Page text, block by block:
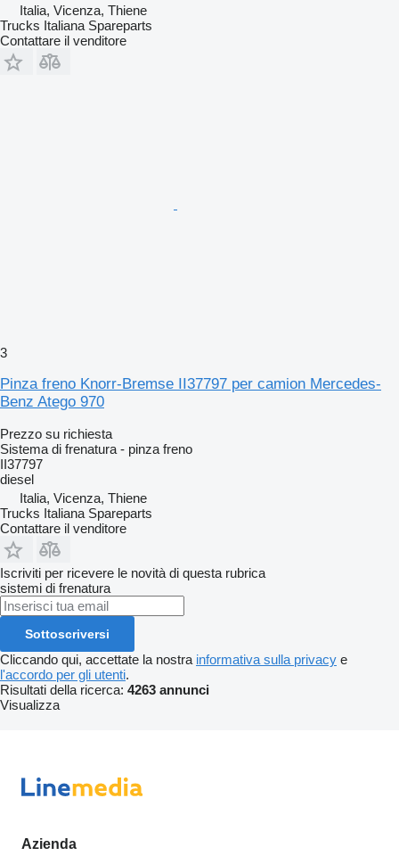
Italia, Vicenza, Thiene
Trucks Italiana Spareparts
Contattare il venditore
3
Pinza freno Knorr-Bremse II37797 per camion Mercedes-
Benz Atego 970
Prezzo su richiesta
Sistema di frenatura - pinza freno
II37797
diesel
Italia, Vicenza, Thiene
Trucks Italiana Spareparts
Contattare il venditore
Iscriviti per ricevere le novità di questa rubrica
sistemi di frenatura
Sottoscriversi
Cliccando qui, accettate la nostra informativa sulla privacy e
l'accordo per gli utenti.
Risultati della ricerca: 4263 annunci
Visualizza
Azienda